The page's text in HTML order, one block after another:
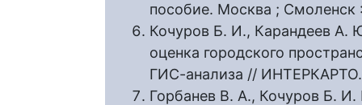
пособие. Москва ;
Кочуров Б. И., Карандеев А.
оценка городского
ГИС-анализа //
Горбанев В. А., Кочуров Б.